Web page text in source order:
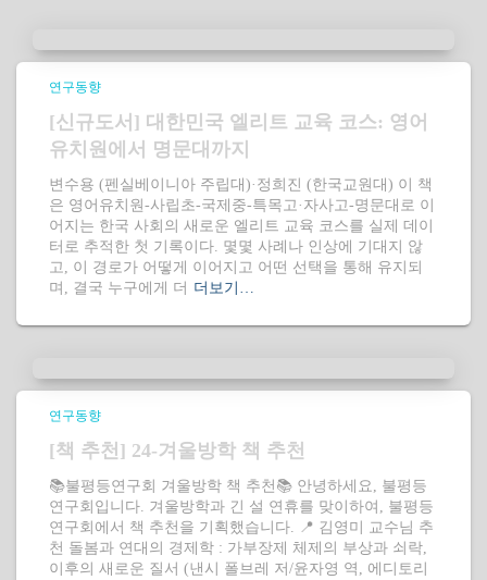
연구동향
[신규도서] 대한민국 엘리트 교육 코스: 영어
유치원에서 명문대까지
변수용 (펜실베이니아 주립대)·정희진 (한국교원대) 이 책
은 영어유치원-사립초-국제중-특목고·자사고-명문대로 이
어지는 한국 사회의 새로운 엘리트 교육 코스를 실제 데이
터로 추적한 첫 기록이다. 몇몇 사례나 인상에 기대지 않
고, 이 경로가 어떻게 이어지고 어떤 선택을 통해 유지되
며, 결국 누구에게 더 더보기…
연구동향
[책 추천] 24-겨울방학 책 추천
📚불평등연구회 겨울방학 책 추천📚 안녕하세요, 불평등
연구회입니다. 겨울방학과 긴 설 연휴를 맞이하여, 불평등
연구회에서 책 추천을 기획했습니다. 📍 김영미 교수님 추
천 돌봄과 연대의 경제학 : 가부장제 체제의 부상과 쇠락,
이후의 새로운 질서 (낸시 폴브레 저/윤자영 역, 에디토리